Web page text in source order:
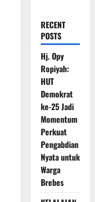
RECENT
POSTS
Hj. Opy
Ropiyah:
HUT
Demokrat
ke-25 Jadi
Momentum
Perkuat
Pengabdian
Nyata untuk
Warga
Brebes